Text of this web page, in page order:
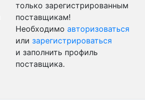
только зарегистрированным
поставщикам!
Необходимо авторизоваться
или зарегистрироваться
и заполнить профиль
поставщика.